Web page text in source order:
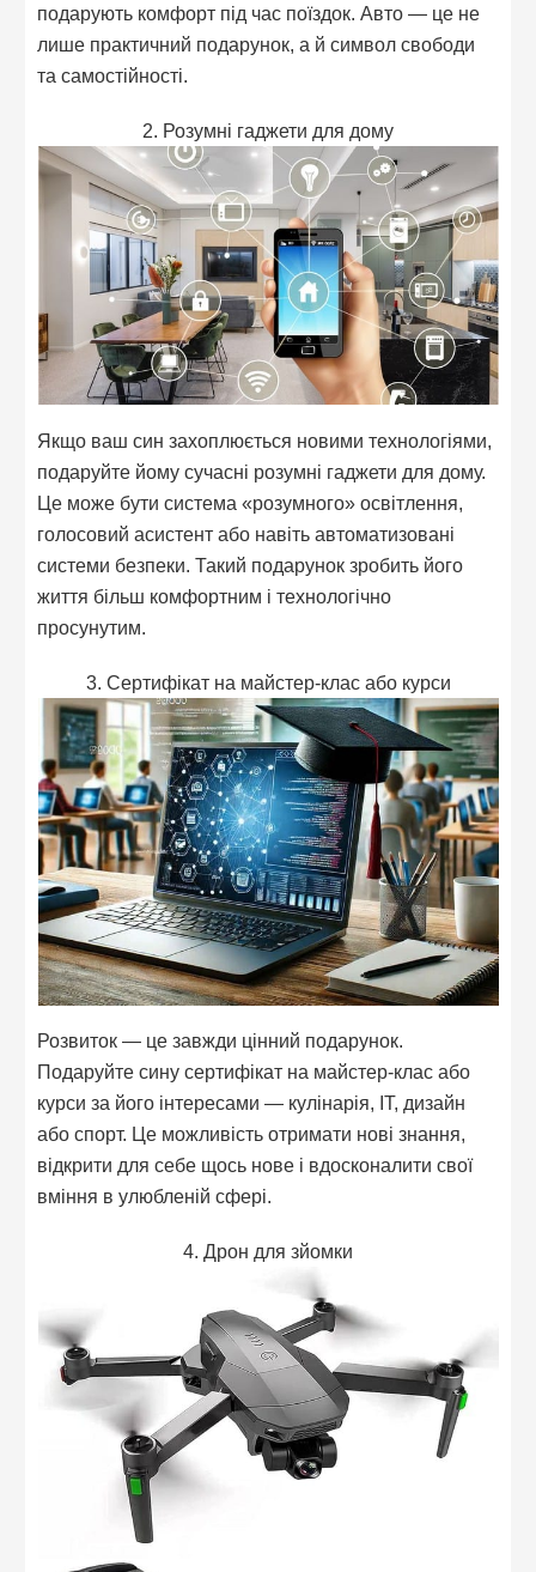
подарують комфорт під час поїздок. Авто — це не
лише практичний подарунок, а й символ свободи
та самостійності.
2. Розумні гаджети для дому
Якщо ваш син захоплюється новими технологіями,
подаруйте йому сучасні розумні гаджети для дому.
Це може бути система «розумного» освітлення,
голосовий асистент або навіть автоматизовані
системи безпеки. Такий подарунок зробить його
життя більш комфортним і технологічно
просунутим.
3. Сертифікат на майстер-клас або курси
Розвиток — це завжди цінний подарунок.
Подаруйте сину сертифікат на майстер-клас або
курси за його інтересами — кулінарія, IT, дизайн
або спорт. Це можливість отримати нові знання,
відкрити для себе щось нове і вдосконалити свої
вміння в улюбленій сфері.
4. Дрон для зйомки